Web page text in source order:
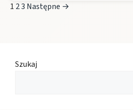
1 23 Następne →
Szukaj